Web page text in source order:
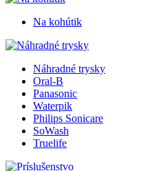
Na kohútik
Náhradné trysky
Oral-B
Panasonic
Waterpik
Philips Sonicare
SoWash
Truelife